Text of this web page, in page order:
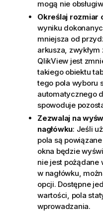
mogą nie
Określaj rozmiar
wyniku
mniejsza od
arkusza,
QlikView jest
takiego obiektu
tego pola wyboru
automatycznego
spowoduje
Zezwalaj na
nagłówku: Jeśli
pola są
okna będzie
nie jest
w nagłówku,
opcji. Dostępne
wartości, pola
wprowadzania.